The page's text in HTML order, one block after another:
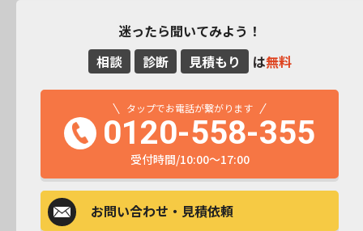
迷ったら聞いてみよう！
相談
診断 見積もり は無料
タップでお電話が繋がります
0120-558-355
受付時間/10:00～17:00
お問い合わせ ・見積依頼